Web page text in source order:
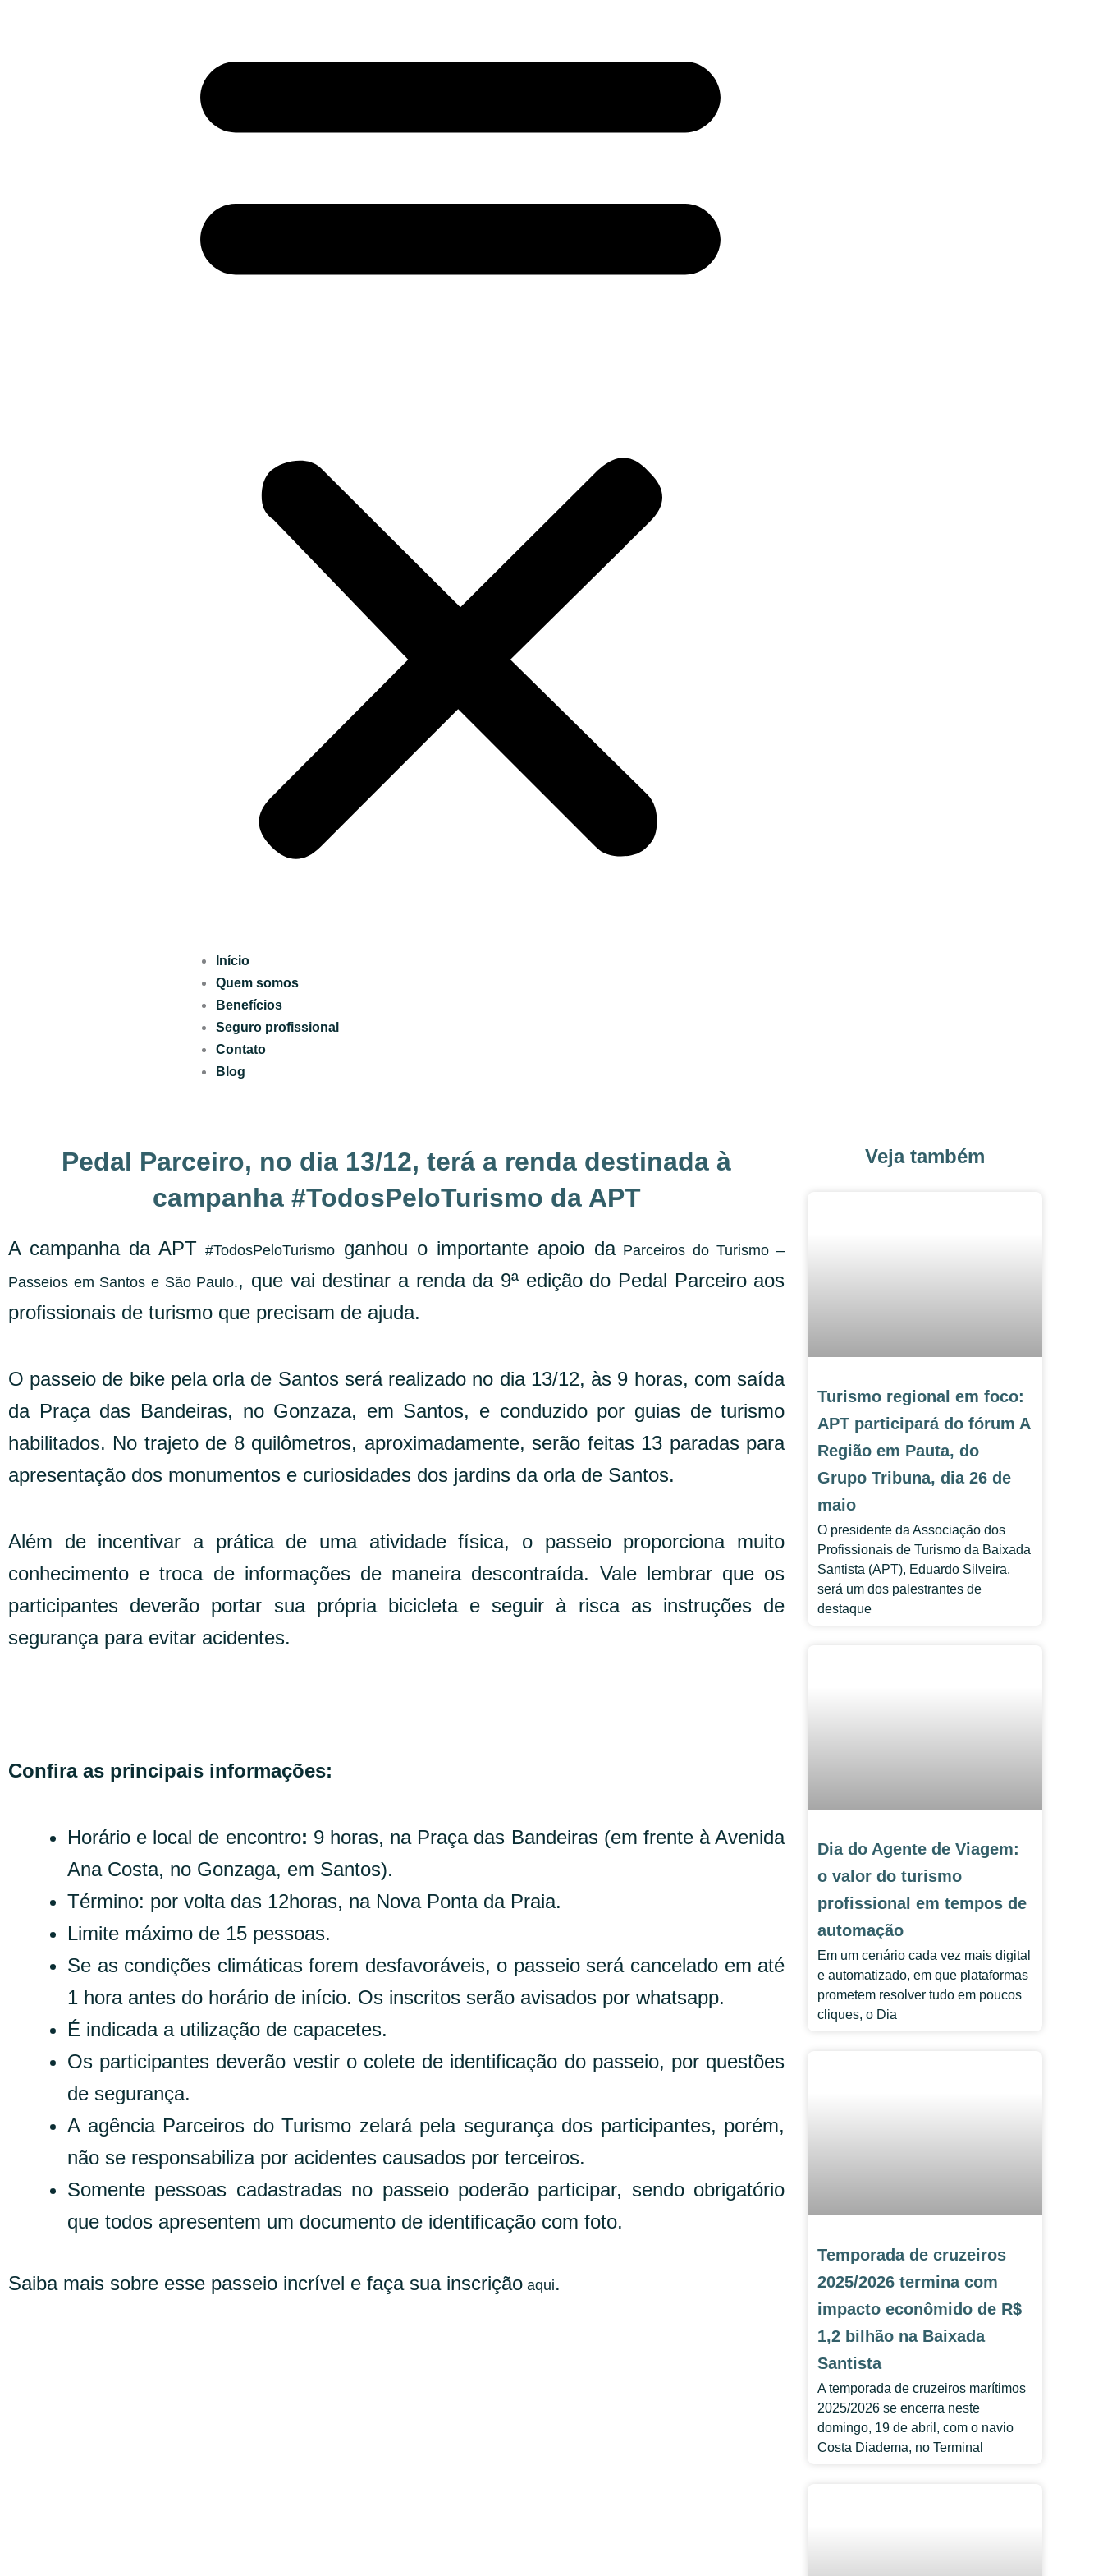
Início
Quem somos
Benefícios
Seguro profissional
Contato
Blog
Pedal Parceiro, no dia 13/12, terá a renda destinada à
campanha #TodosPeloTurismo da APT
A campanha da APT #TodosPeloTurismoganhou o importante apoio daParceiros do Turismo –
Passeios em Santos e São Paulo., que vai destinar a renda da 9ª edição do Pedal Parceiro aos
profissionais de turismo que precisam de ajuda.
O passeio de bike pela orla de Santos será realizado no dia 13/12, às 9 horas, com saída
da Praça das Bandeiras, no Gonzaza, em Santos, e conduzido por guias de turismo
habilitados. No trajeto de 8 quilômetros, aproximadamente, serão feitas 13 paradas para
apresentação dos monumentos e curiosidades dos jardins da orla de Santos.
Além de incentivar a prática de uma atividade física, o passeio proporciona muito
conhecimento e troca de informações de maneira descontraída. Vale lembrar que os
participantes deverão portar sua própria bicicleta e seguir à risca as instruções de
segurança para evitar acidentes.
Confira as principais informações:
Horário e local de encontro: 9 horas, na Praça das Bandeiras (em frente à Avenida
Ana Costa, no Gonzaga, em Santos).
Término: por volta das 12horas, na Nova Ponta da Praia.
Limite máximo de 15 pessoas.
Se as condições climáticas forem desfavoráveis, o passeio será cancelado em até
1 hora antes do horário de início. Os inscritos serão avisados por whatsapp.
É indicada a utilização de capacetes.
Os participantes deverão vestir o colete de identificação do passeio, por questões
de segurança.
A agência Parceiros do Turismo zelará pela segurança dos participantes, porém,
não se responsabiliza por acidentes causados por terceiros.
Somente pessoas cadastradas no passeio poderão participar, sendo obrigatório
que todos apresentem um documento de identificação com foto.
Saiba mais sobre esse passeio incrível e faça sua inscrição aqui.
Veja também
Turismo regional em foco:
APT participará do fórum A
Região em Pauta, do
Grupo Tribuna, dia 26 de
maio
O presidente da Associação dos
Profissionais de Turismo da Baixada
Santista (APT), Eduardo Silveira,
será um dos palestrantes de
destaque
Dia do Agente de Viagem:
o valor do turismo
profissional em tempos de
automação
Em um cenário cada vez mais digital
e automatizado, em que plataformas
prometem resolver tudo em poucos
cliques, o Dia
Temporada de cruzeiros
2025/2026 termina com
impacto econômido de R$
1,2 bilhão na Baixada
Santista
A temporada de cruzeiros marítimos
2025/2026 se encerra neste
domingo, 19 de abril, com o navio
Costa Diadema, no Terminal